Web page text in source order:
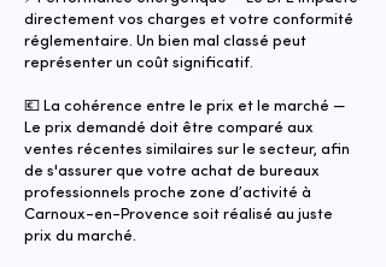
directement vos charges et votre conformité
réglementaire. Un bien mal classé peut
représenter un coût significatif.
💶 La cohérence entre le prix et le marché —
Le prix demandé doit être comparé aux
ventes récentes similaires sur le secteur, afin
de s'assurer que votre achat de bureaux
professionnels proche zone d’activité à
Carnoux-en-Provence soit réalisé au juste
prix du marché.